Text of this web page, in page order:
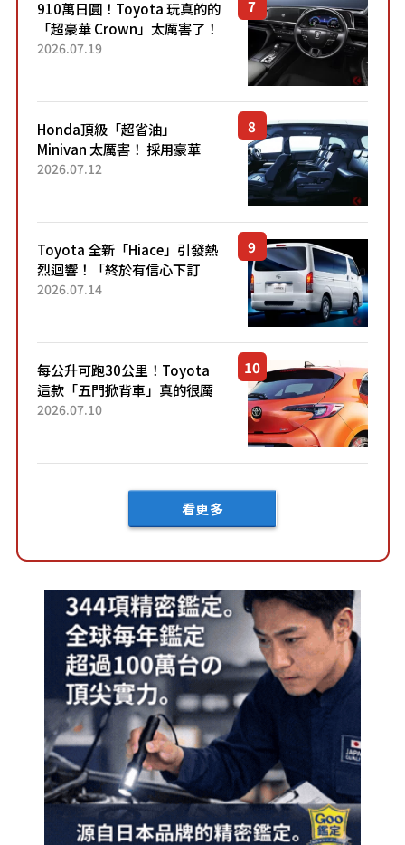
910萬日圓！Toyota 玩真的的
「超豪華 Crown」太厲害了！
採用由「匠人技藝」打造的
2026.07.19
Honda頂級「超省油」
Minivan 太厲害！ 採用豪華
「真皮座椅」與專屬「黑色內
「三...
2026.07.12
Toyota 全新「Hiace」引發熱
烈迴響！「終於有信心下訂
了！」「哪個等級交車最
車？...
2026.07.14
每公升可跑30公里！Toyota
這款「五門掀背車」真的很厲
害！ 擁有全長4.3公尺的「剛剛
2026.07.10
看更多